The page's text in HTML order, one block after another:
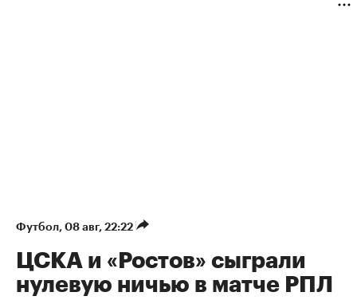
Футбол⁠, 08 авг, 22:22
ЦСКА и «Ростов» сыграли
нулевую ничью в матче РПЛ